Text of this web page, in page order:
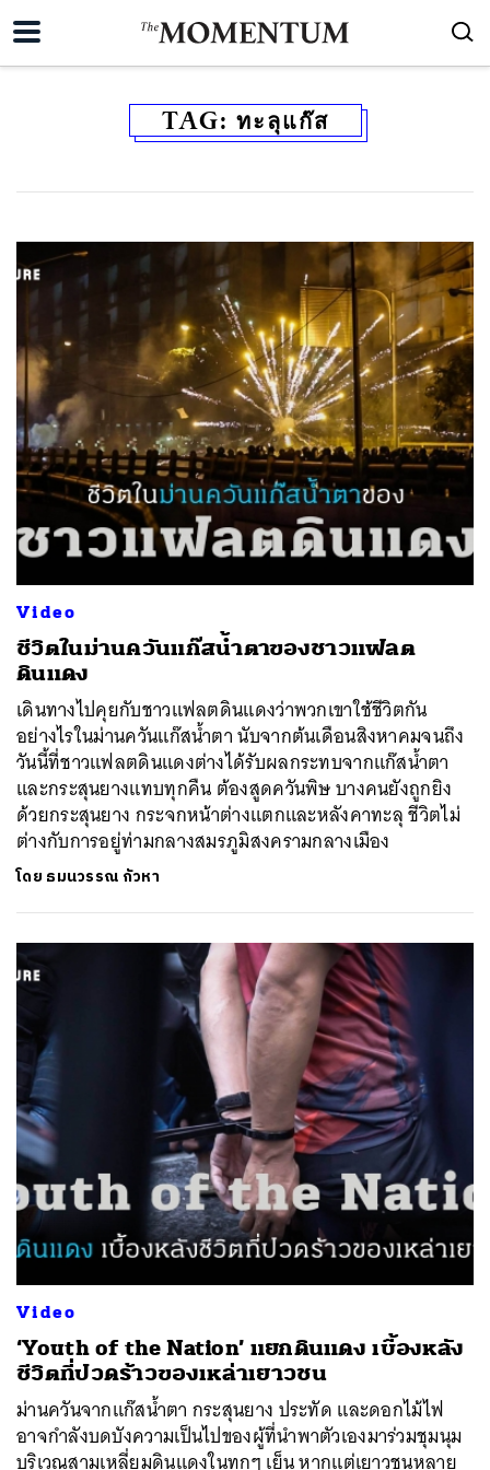
TAG: ทะลุแก๊ส
Video
ชีวิตในม่านควันแก๊สน้ำตาของชาวแฟลต
ดินแดง
เดินทางไปคุยกับชาวแฟลตดินแดงว่าพวกเขาใช้ชีวิตกัน
อย่างไรในม่านควันแก๊สน้ำตา นับจากต้นเดือนสิงหาคมจนถึง
วันนี้ที่ชาวแฟลตดินแดงต่างได้รับผลกระทบจากแก๊สน้ำตา
และกระสุนยางแทบทุกคืน ต้องสูดควันพิษ บางคนยังถูกยิง
ด้วยกระสุนยาง กระจกหน้าต่างแตกและหลังคาทะลุ ชีวิตไม่
ต่างกับการอยู่ท่ามกลางสมรภูมิสงครามกลางเมือง
โดย ธมนวรรณ กัวหา
Video
‘Youth of the Nation’ แยกดินแดง เบื้องหลัง
ชีวิตที่ปวดร้าวของเหล่าเยาวชน
ม่านควันจากแก๊สน้ำตา กระสุนยาง ประทัด และดอกไม้ไฟ
อาจกำลังบดบังความเป็นไปของผู้ที่นำพาตัวเองมาร่วมชุมนุม
บริเวณสามเหลี่ยมดินแดงในทุกๆ เย็น หากแต่เยาวชนหลาย
ค้นหา
TWEET LINE EMAIL